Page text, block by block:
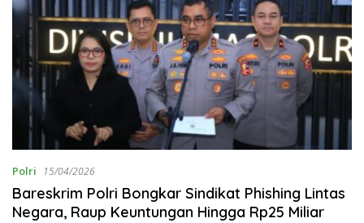
Polri 15/04/2026
Bareskrim Polri Bongkar Sindikat Phishing Lintas
Negara, Raup Keuntungan Hingga Rp25 Miliar